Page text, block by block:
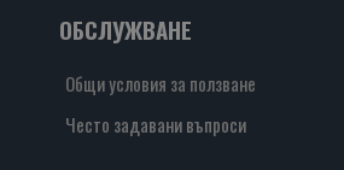
ОБСЛУЖВАНЕ
Общи условия за ползване
Често задавани въпроси